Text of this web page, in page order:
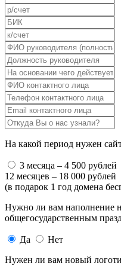
На какой период нужен
3 месяца – 4 500 рублей
12 месяцев – 18 000 рублей
(в подарок 1 год домена
Нужно ли вам наполнение
общегосударственным
Да
Нет
Нужен ли вам новый